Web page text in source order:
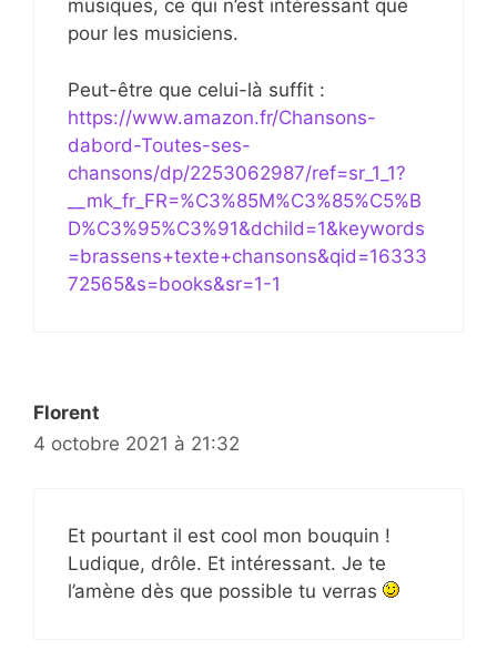
musiques, ce qui n’est intéressant que
pour les musiciens.
Peut-être que celui-là suffit :
https://www.amazon.fr/Chansons-
dabord-Toutes-ses-
chansons/dp/2253062987/ref=sr_1_1?
__mk_fr_FR=%C3%85M%C3%85%C5%B
D%C3%95%C3%91&dchild=1&keywords
=brassens+texte+chansons&qid=16333
72565&s=books&sr=1-1
Florent
4 octobre 2021 à 21:32
Et pourtant il est cool mon bouquin !
Ludique, drôle. Et intéressant. Je te
l’amène dès que possible tu verras